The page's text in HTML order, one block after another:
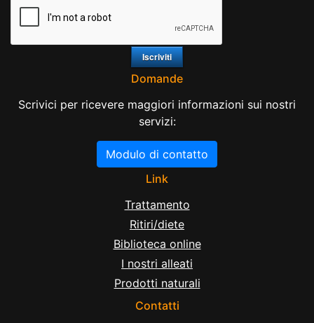
Domande
Scrivici per ricevere maggiori informazioni sui nostri
servizi:
Modulo di contatto
Link
Trattamento
Ritiri/diete
Biblioteca online
I nostri alleati
Prodotti naturali
Contatti